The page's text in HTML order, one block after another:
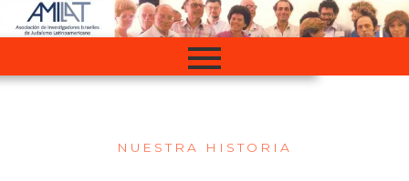
NUESTRA HISTORIA